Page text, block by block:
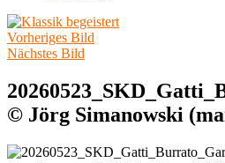
Vorheriges Bild
Nächstes Bild
© Jörg Simanowski